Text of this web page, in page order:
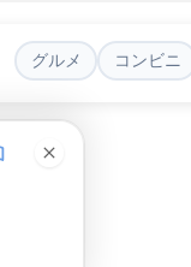
グルメ コンビニ